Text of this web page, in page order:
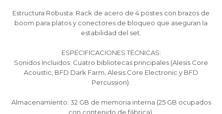
Estructura Robusta: Rack de acero de 4 postes con brazos de
boom para platos y conectores de bloqueo que aseguran la
estabilidad del set.
ESPECIFICACIONES TÉCNICAS:
Sonidos Incluidos: Cuatro bibliotecas principales (Alesis Core
Acoustic, BFD Dark Farm, Alesis Core Electronic y BFD
Percussion).
Almacenamiento: 32 GB de memoria interna (25 GB ocupados
con contenido de fábrica).